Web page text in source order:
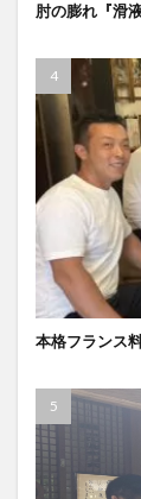
肘の膨れ『滑
本格フランス